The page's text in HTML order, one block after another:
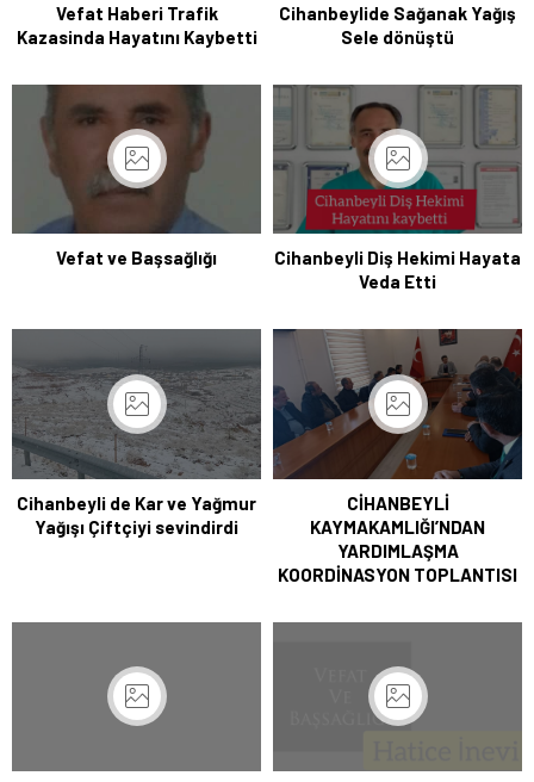
Vefat Haberi Trafik
Kazasinda Hayatını Kaybetti
Cihanbeylide Sağanak Yağış
Sele dönüştü
Vefat ve Başsağlığı
Cihanbeyli Diş Hekimi Hayata
Veda Etti
Cihanbeyli de Kar ve Yağmur
Yağışı Çiftçiyi sevindirdi
CİHANBEYLİ
KAYMAKAMLIĞI’NDAN
YARDIMLAŞMA
KOORDİNASYON TOPLANTISI